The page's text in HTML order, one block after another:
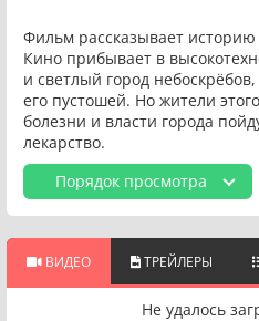
Фильм рассказывает историю
Кино прибывает в
и светлый город
его пустошей. Но жители
болезни и власти города
лекарство.
Порядок просмотра
ВИДЕО ТРЕЙЛЕРЫ
Не удалось